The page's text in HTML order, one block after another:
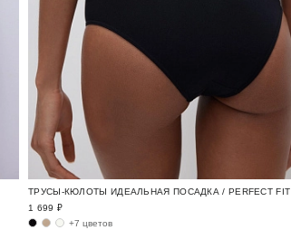
ТРУСЫ-КЮЛОТЫ ИДЕАЛЬНАЯ ПОСАДКА / PERFECT FIT
1 699 ₽
+7 цветов